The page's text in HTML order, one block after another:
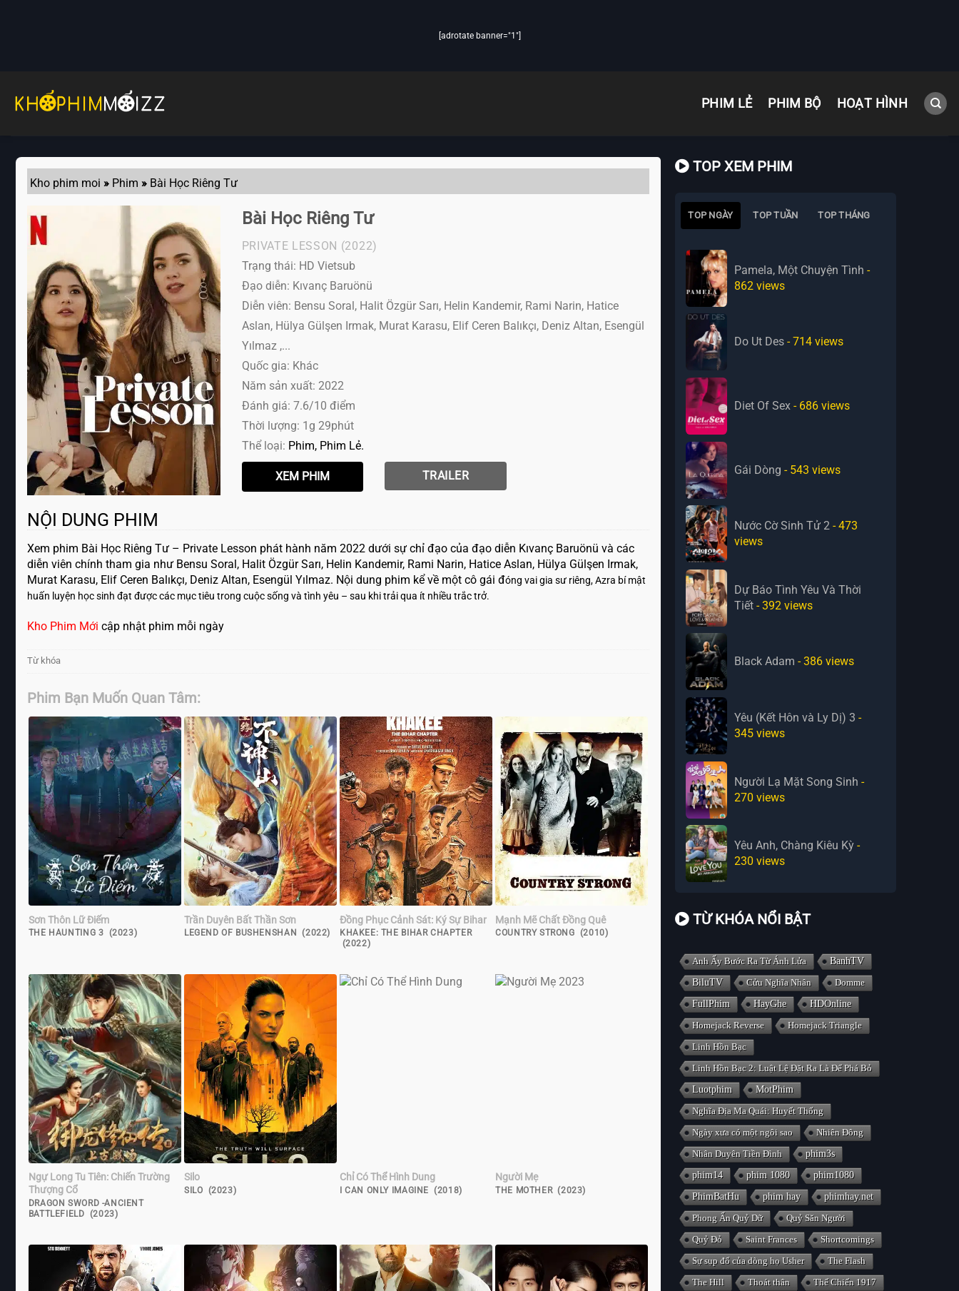
[adrotate banner="1"]
PHIM LẺ PHIM BỘ HOẠT HÌNH
Kho phim moi » Phim » Bài Học Riêng Tư
Bài Học Riêng Tư
PRIVATE LESSON (2022)
Trạng thái: HD Vietsub
Đạo diễn: Kıvanç Baruönü
Diễn viên: Bensu Soral, Halit Özgür Sarı, Helin Kandemir, Rami Narin, Hatice
Aslan, Hülya Gülşen Irmak, Murat Karasu, Elif Ceren Balıkçı, Deniz Altan, Esengül
Yılmaz ,...
Quốc gia: Khác
Năm sản xuất: 2022
Đánh giá: 7.6/10 điểm
Thời lượng: 1g 29phút
Thể loại: Phim Phim Lẻ
TRAILER
NỘI DUNG PHIM
Xem phim Bài Học Riêng Tư – Private Lesson phát hành năm 2022 dưới sự chỉ đạo của đạo diễn Kıvanç Baruönü và các
diễn viên chính tham gia như Bensu Soral, Halit Özgür Sarı, Helin Kandemir, Rami Narin, Hatice Aslan, Hülya Gülşen Irmak,
Murat Karasu, Elif Ceren Balıkçı, Deniz Altan, Esengül Yılmaz. Nội dung phim kể về một cô gái đóng vai gia sư riêng, Azra bí mật
huấn luyện học sinh đạt được các mục tiêu trong cuộc sống và tình yêu – sau khi trải qua ít nhiều trắc trở.
Kho Phim Mới cập nhật phim mỗi ngày
Từ khóa
Phim Bạn Muốn Quan Tâm:
Sơn Thôn Lữ Điếm
THE HAUNTING 3 (2023)
Trần Duyên Bất Thần Sơn
LEGEND OF BUSHENSHAN (2022)
Đồng Phục Cảnh Sát: Ký Sự Bihar
KHAKEE: THE BIHAR CHAPTER
(2022)
Mạnh Mẽ Chất Đồng Quê
COUNTRY STRONG (2010)
Ngự Long Tu Tiên: Chiến Trường
Thượng Cổ
DRAGON SWORD -ANCIENT
BATTLEFIELD (2023)
Silo
SILO (2023)
Chỉ Có Thể Hình Dung
I CAN ONLY IMAGINE (2018)
Người Mẹ
THE MOTHER (2023)
TOP XEM PHIM
TOP NGÀY TOP TUẦN TOP THÁNG
Pamela, Một Chuyện Tình -
862 views
Do Ut Des - 714 views
Diet Of Sex - 686 views
Gái Dòng - 543 views
Nước Cờ Sinh Tử 2 - 473
views
Dự Báo Tình Yêu Và Thời
Tiết - 392 views
Black Adam - 386 views
Yêu (Kết Hôn và Ly Dị) 3 -
345 views
Người Lạ Mặt Song Sinh -
270 views
Yêu Anh, Chàng Kiêu Kỳ -
230 views
TỪ KHÓA NỔI BẬT
Anh Ấy Bước Ra Từ Ánh Lửa
BanhTV
BiluTV
Cửu Nghĩa Nhân
Domme
FullPhim
HayGhe
HDOnline
Homejack Reverse
Homejack Triangle
Linh Hồn Bạc
Linh Hồn Bạc 2: Luật Lệ Đặt Ra Là Để Phá Bỏ
Luotphim
MotPhim
Nghĩa Địa Ma Quái: Huyết Thống
Ngày xưa có một ngôi sao
Nhiên Đông
Nhân Duyên Tiền Đình
phim3s
phim14
phim 1080
phim1080
PhimBatHu
phim hay
phimhay.net
Phong Ấn Quỷ Dữ
Quỷ Săn Người
Quỷ Đỏ
Saint Frances
Shortcomings
Sự sụp đổ của dòng họ Usher
The Flash
The Hill
Thoát thân
Thế Chiến 1917